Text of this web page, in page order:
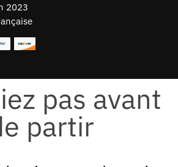
2023
pas avant
partir